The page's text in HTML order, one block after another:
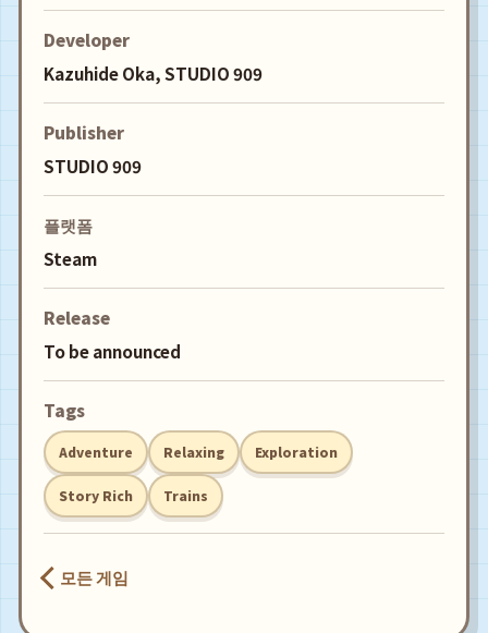
Developer
Kazuhide Oka, STUDIO 909
Publisher
STUDIO 909
플랫폼
Steam
Release
To be announced
Tags
Adventure Relaxing Exploration
Story Rich Trains
모든 게임